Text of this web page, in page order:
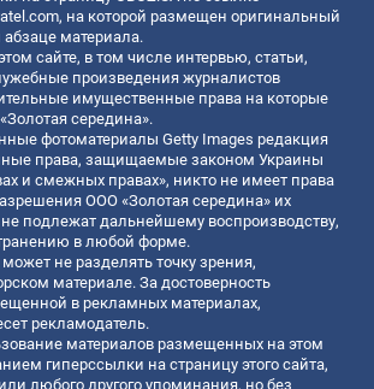
, на которой размещен оригинальный
материала.
сайте, в том числе интервью, статьи,
произведения журналистов
имущественные права на которые
середина».
фотоматериалы Getty Images редакция
права, защищаемые законом Украины
и смежных правах», никто не имеет права
ООО «Золотая середина» их
подлежат дальнейшему воспроизводству,
в любой форме.
не разделять точку зрения,
материале. За достоверность
в рекламных материалах,
рекламодатель.
материалов размещенных на этом
гиперссылки на страницу этого сайта,
любого другого упоминания, но без